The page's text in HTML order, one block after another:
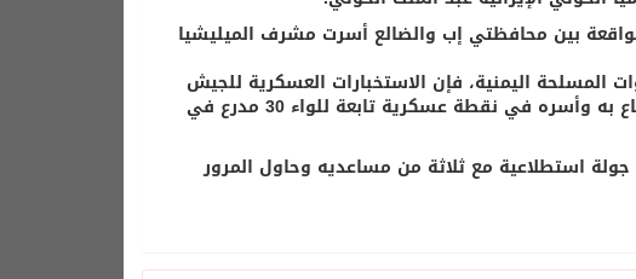
بين محافظتي إب والضالع أسرت مشرف الميليشيا
“26 سبتمبر” التابع للقوات المسلحة اليمنية، فإن الاستخبارات العسكرية للجيش
اليمني، كانت ترصد تحركات القيادي الحوثي وتمكنت من الإيقاع به وأسره في نقطة عسكرية تابعة للواء 30 مدرع في
استطلاعية مع ثلاثة من مساعديه وحاول المرور